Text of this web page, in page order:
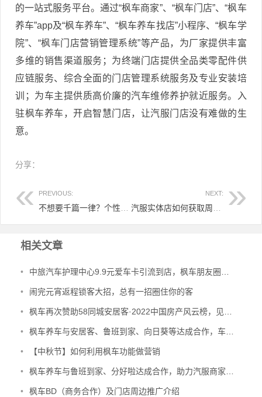
的一站式服务平台。通过“枫车商家”、“枫车门店”、“枫车
养车”app及“枫车养车”、“枫车养车找店”小程序、“枫车学
院”、“枫车门店营销管理系统”等产品，为厂家提供丰富
多维的销售渠道服务；为终端门店提供全品类零配件供
应链服务、综合全面的门店管理系统服务及专业安装培
训；为车主提供质高价廉的汽车维修养护就近服务。入
驻枫车养车，开启智慧门店，让汽服门店没有难做的生
意。
分享：
PREVIOUS:
不想要千篇一律？个性化定制门店专属营销模板来了！
NEXT:
汽服实体店如何获取周边客源？枫车教你把广告打进“车主朋友圈”
文章导航
相关文章
• 中旅汽车护理中心9.9元爱车卡引流到店，枫车朋友圈广告投放案例
• 闹完元宵返程锁客大招，总有一招圈住你的客
• 枫车再次赞助58同城安居客·2022中国房产风云榜，见证榜样力量
• 枫车养车与安居客、鲁班到家、向日葵等达成合作，车主中秋节福利多条渠道触达！
• 【中秋节】如何利用枫车功能做营销
• 枫车养车与鲁班到家、分好啦达成合作，助力汽服商家低成本获客！
• 枫车BD（商务合作）及门店周边推广介绍